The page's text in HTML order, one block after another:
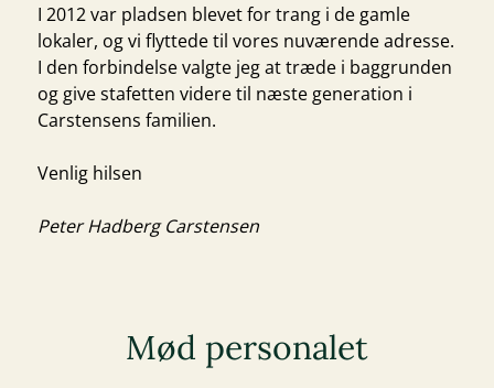
I 2012 var pladsen blevet for trang i de gamle
lokaler, og vi flyttede til vores nuværende adresse.
I den forbindelse valgte jeg at træde i baggrunden
og give stafetten videre til næste generation i
Carstensens familien.
Venlig hilsen
Peter Hadberg Carstensen
Mød personalet